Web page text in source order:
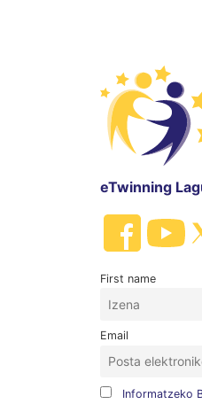
eTwinning
First name
Email
Informatzeko